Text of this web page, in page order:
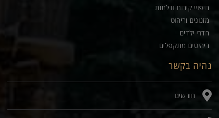
חיפויי קירות ודלתות
מזנונים וריהוט
חדרי ילדים
ריהיטים מתקפלים
נהיה בקשר
חורשים